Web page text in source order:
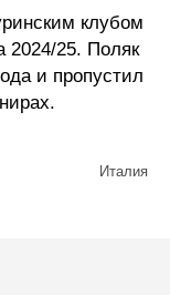
клубом
2024/25. Поляк
и пропустил
Италия